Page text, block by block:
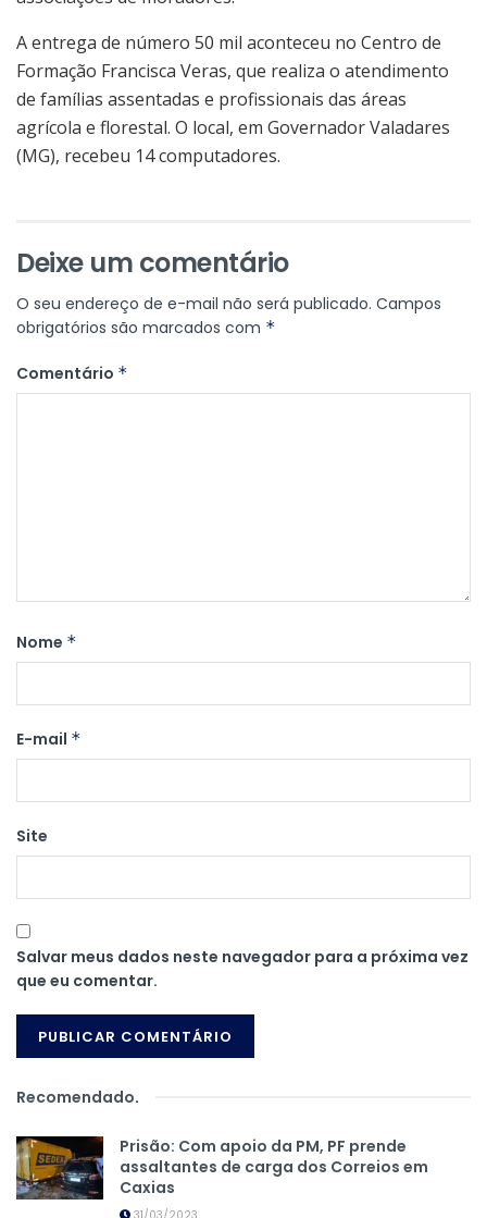
A entrega de número 50 mil aconteceu no Centro de
Formação Francisca Veras, que realiza o atendimento
de famílias assentadas e profissionais das áreas
agrícola e florestal. O local, em Governador Valadares
(MG), recebeu 14 computadores.
Deixe um comentário
O seu endereço de e-mail não será publicado. Campos
obrigatórios são marcados com *
Comentário *
Nome *
E-mail *
Site
Salvar meus dados neste navegador para a próxima vez
que eu comentar.
Recomendado.
Prisão: Com apoio da PM, PF prende
assaltantes de carga dos Correios em
Caxias